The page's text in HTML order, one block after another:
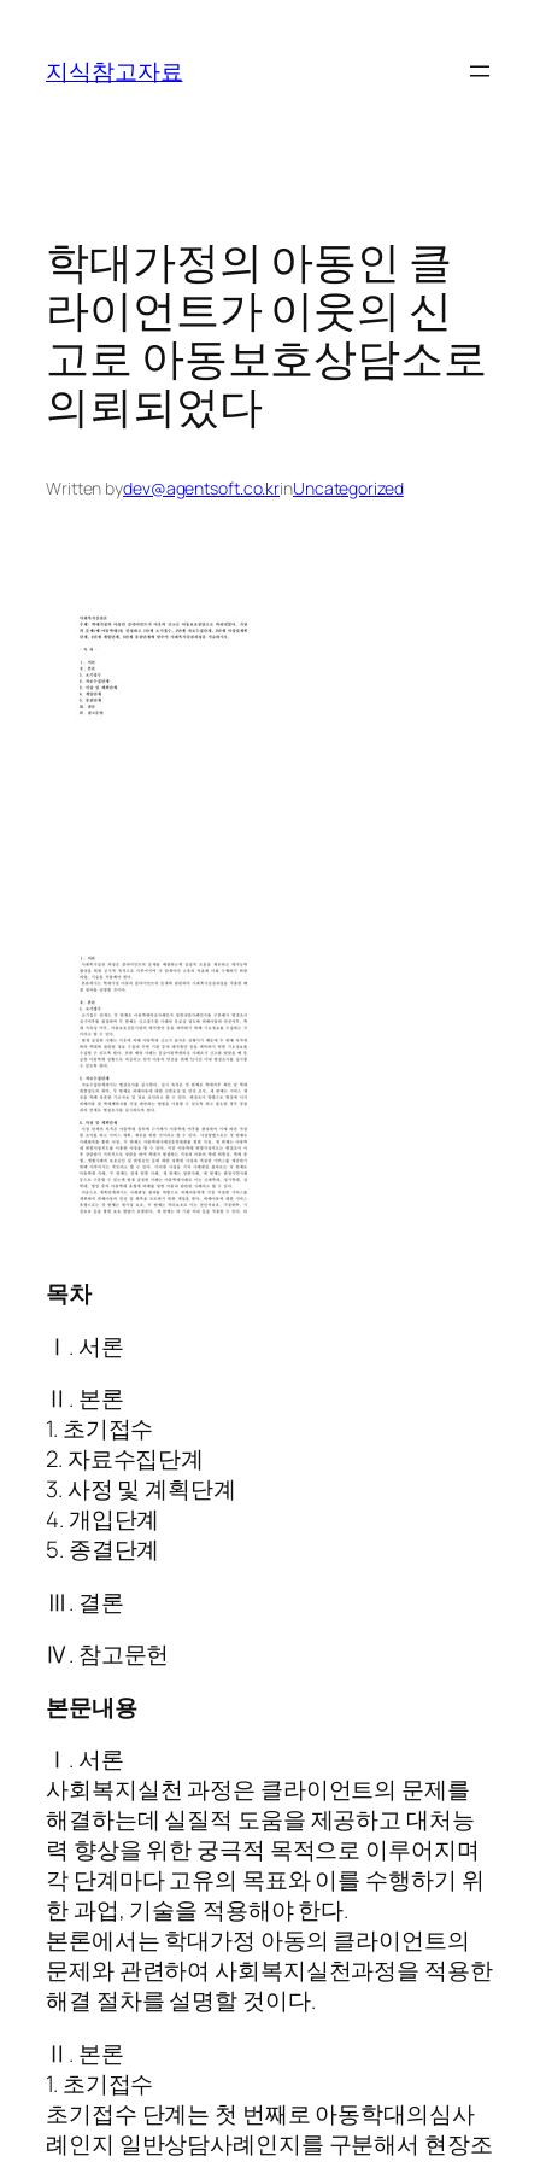
지식참고자료
학대가정의 아동인 클
라이언트가 이웃의 신
고로 아동보호상담소로
의뢰되었다
Written bydev@agentsoft.co.krinUncategorized
목차
Ⅰ. 서론
Ⅱ. 본론
1. 초기접수
2. 자료수집단계
3. 사정 및 계획단계
4. 개입단계
5. 종결단계
Ⅲ. 결론
Ⅳ. 참고문헌
본문내용
Ⅰ. 서론
사회복지실천 과정은 클라이언트의 문제를
해결하는데 실질적 도움을 제공하고 대처능
력 향상을 위한 궁극적 목적으로 이루어지며
각 단계마다 고유의 목표와 이를 수행하기 위
한 과업, 기술을 적용해야 한다.
본론에서는 학대가정 아동의 클라이언트의
문제와 관련하여 사회복지실천과정을 적용한
해결 절차를 설명할 것이다.
Ⅱ. 본론
1. 초기접수
초기접수 단계는 첫 번째로 아동학대의심사
례인지 일반상담사례인지를 구분해서 현장조